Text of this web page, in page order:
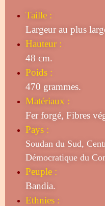
Taille :
Largeur au plus
Hauteur :
48 cm.
Poids :
470 grammes.
Matériaux :
Fer forgé, Fibres
Pays :
Soudan du Sud,
Démocratique du
Peuple :
Bandia.
Ethnies :